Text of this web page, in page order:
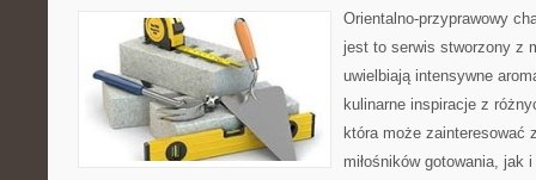
Orientalno-przyprawowy
jest to serwis stworzony z
uwielbiają intensywne
kulinarne inspiracje z
która może zainteresować
miłośników gotowania, jak